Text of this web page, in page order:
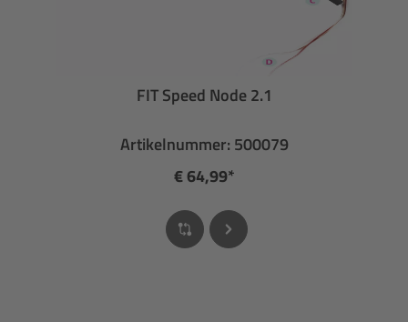
FIT Speed Node 2.1
Artikelnummer: 500079
€ 64,99*